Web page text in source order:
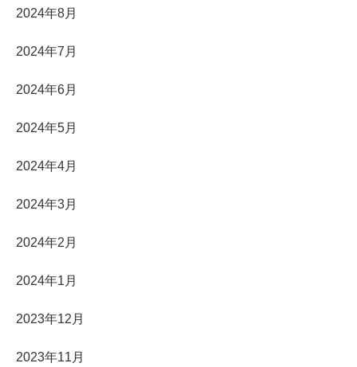
2024年8月
2024年7月
2024年6月
2024年5月
2024年4月
2024年3月
2024年2月
2024年1月
2023年12月
2023年11月